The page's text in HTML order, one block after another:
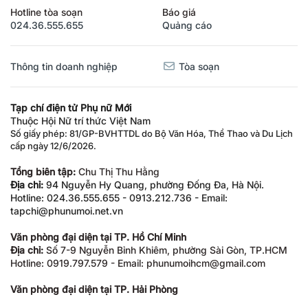
Hotline tòa soạn
024.36.555.655
Báo giá
Quảng cáo
Thông tin doanh nghiệp Tòa soạn
Tạp chí điện tử Phụ nữ Mới
Thuộc Hội Nữ trí thức Việt Nam
Số giấy phép: 81/GP-BVHTTDL do Bộ Văn Hóa, Thể Thao và Du Lịch
cấp ngày 12/6/2026.
Tổng biên tập: Chu Thị Thu Hằng
Địa chỉ: 94 Nguyễn Hy Quang, phường Đống Đa, Hà Nội.
Hotline: 024.36.555.655 - 0913.212.736 - Email:
tapchi@phunumoi.net.vn
Văn phòng đại diện tại TP. Hồ Chí Minh
Địa chỉ: Số 7-9 Nguyễn Bỉnh Khiêm, phường Sài Gòn, TP.HCM
Hotline: 0919.797.579 - Email: phunumoihcm@gmail.com
Văn phòng đại diện tại TP. Hải Phòng